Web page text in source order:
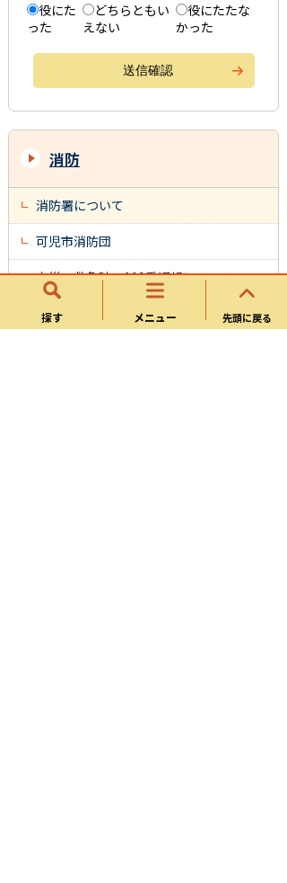
探す メニュー
役にた
った
どちらともい
えない
役にたたな
かった
先頭に戻る
消防
消防署について
可児市消防団
火災・救急時の119番通報について
可児市地区別防火水利マップ